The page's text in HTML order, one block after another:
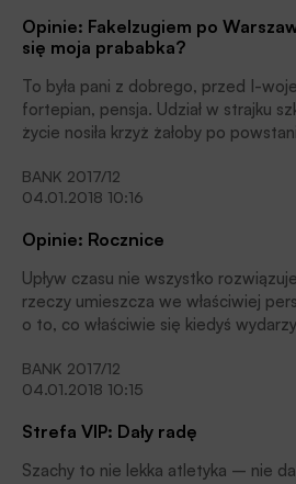
interesujące.
Opinie: Fakelzugiem po
się moja prababka?
To była pani z dobrego, przed I-
fortepian, pensja. Udział w strajku
życie nosiła krzyż żałoby po
lubiła, pamiętała, jak ich bojówki
trakcie rewolucji piątego roku.
BANK 2017/12
04.01.2018 10:16
Opinie: Rocznice
Upływ czasu nie wszystko
rzeczy umieszcza we właściwiej
o to, co właściwie się kiedyś
BANK 2017/12
04.01.2018 10:15
Strefa VIP: Dały radę
Szachy to nie lekka atletyka – nie